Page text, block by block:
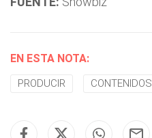
EN ESTA NOTA:
PRODUCIR CONTENIDOS